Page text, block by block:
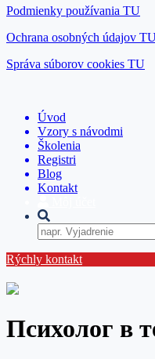
Podmienky používania TU
Ochrana osobných údajov
Správa súborov cookies TU
Úvod
Vzory s návodmi
Školenia
Registri
Blog
Kontakt
Rýchly kontakt
Психолог в